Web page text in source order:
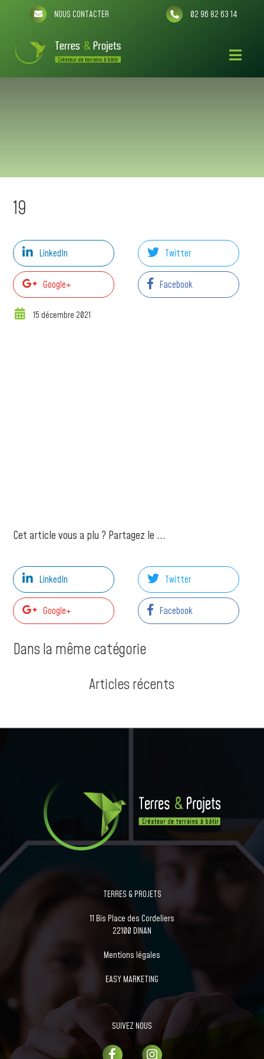
NOUS CONTACTER 02 96 82 63 14
19
LinkedIn Twitter
Google+ Facebook
15 décembre 2021
Cet article vous a plu ? Partagez le ...
LinkedIn Twitter
Google+ Facebook
Dans la même catégorie
Articles récents
TERRES & PROJETS
11 Bis Place des Cordeliers
22100 DINAN
Mentions légales
EASY MARKETING
SUIVEZ NOUS